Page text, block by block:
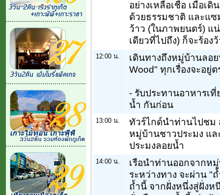
อย่างเหลือเชื่อ เมื่อเ
ด้วยธรรมชาติ และแ
ว้าว (ในภาพยนตร์) แ
เดียวที่ไปถึง) ก็จะร้อง
12:00 น.
เดินทางถึงหมู่บ้านลอ
Wood" ทุกเรื่องจะอยู่
- รับประทานอาหารเ
น้ำ กันก่อน
13:00 น.
ทัวร์ไกด์นำท่านไปชม
หมู่บ้านชาวประมง แ
ประมงลอยน้ำ
14:00 น.
เรือนำท่านออกจากห
ระหว่างทาง จะผ่าน "
ถ้ำนี้ จากฝั่งหนึ่งสู่ฝั่งห